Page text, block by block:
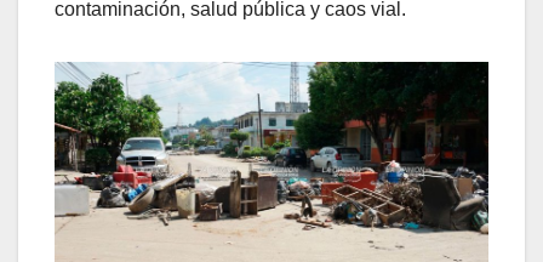
contaminación, salud pública y caos vial.